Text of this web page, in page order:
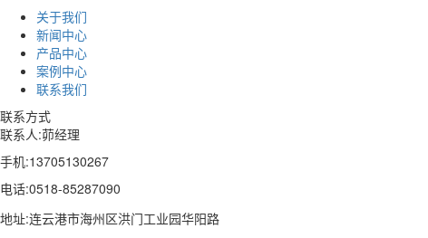
关于我们
新闻中心
产品中心
案例中心
联系我们
联系方式
联系人:茆经理
手机:13705130267
电话:0518-85287090
地址:连云港市海州区洪门工业园华阳路